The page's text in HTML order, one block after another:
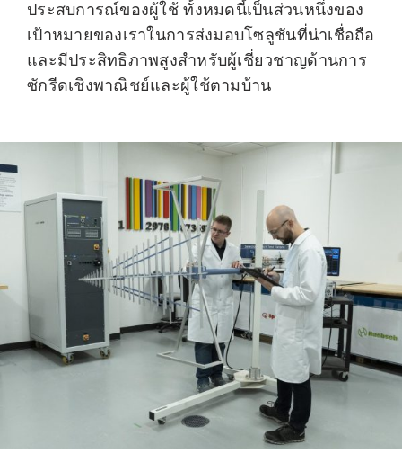
ประสบการณ์ของผู้ใช้ ทั้งหมดนี้เป็นส่วนหนึ่งของ
เป้าหมายของเราในการส่งมอบโซลูชันที่น่าเชื่อถือ
และมีประสิทธิภาพสูงสำหรับผู้เชี่ยวชาญด้านการ
ซักรีดเชิงพาณิชย์และผู้ใช้ตามบ้าน